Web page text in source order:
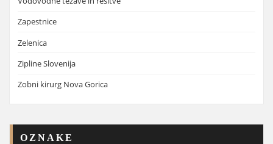
Zapestnice
Zelenica
Zipline Slovenija
Zobni kirurg Nova Gorica
OZNAKE